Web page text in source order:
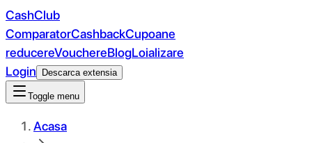
CashClub
ComparatorCashbackCupoane
reducereVouchereBlogLoializare
Login
Descarca extensia
Toggle menu
Acasa